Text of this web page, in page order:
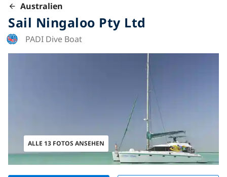
Australien
Sail Ningaloo Pty Ltd
PADI Dive Boat
ALLE 13 FOTOS ANSEHEN